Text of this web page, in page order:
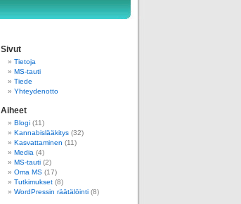
Sivut
Tietoja
MS-tauti
Tiede
Yhteydenotto
Aiheet
Blogi (11)
Kannabislääkitys (32)
Kasvattaminen (11)
Media (4)
MS-tauti (2)
Oma MS (17)
Tutkimukset (8)
WordPressin räätälöinti (8)